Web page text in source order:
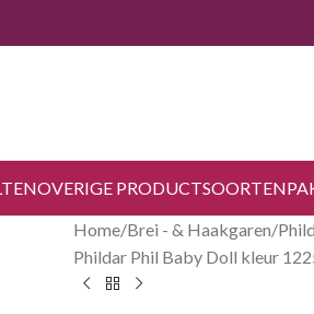
OVERIGE PRODUCTSOORTEN
Home Brei - & Haakgaren
Phildar Phil Baby Doll kleur